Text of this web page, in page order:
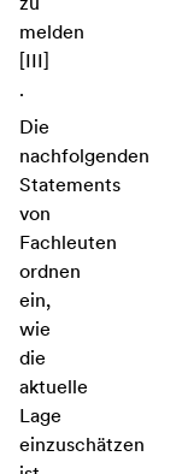
melden
[III]
.
Die
nachfolgenden
Statements
von
Fachleuten
ordnen
ein,
wie
die
aktuelle
Lage
einzuschätzen